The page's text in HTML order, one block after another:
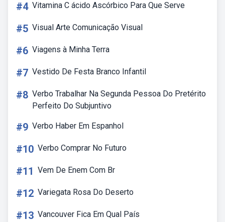
#4 Vitamina C ácido Ascórbico Para Que Serve
#5 Visual Arte Comunicação Visual
#6 Viagens à Minha Terra
#7 Vestido De Festa Branco Infantil
#8 Verbo Trabalhar Na Segunda Pessoa Do Pretérito
Perfeito Do Subjuntivo
#9 Verbo Haber Em Espanhol
#10 Verbo Comprar No Futuro
#11 Vem De Enem Com Br
#12 Variegata Rosa Do Deserto
#13 Vancouver Fica Em Qual País